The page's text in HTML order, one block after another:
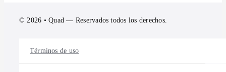
© 2026 • Quad — Reservados todos los derechos.
Términos de uso